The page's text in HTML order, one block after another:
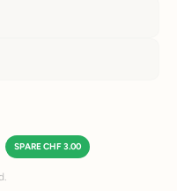
SPARE CHF 3.00